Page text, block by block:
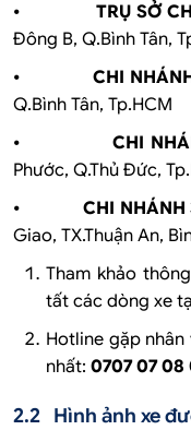
⦁ TRỤ SỞ
Đông B, Q.Bình Tân,
⦁CHI
Q.Bình Tân, Tp.HCM
⦁ CHI
Phước, Q.Thủ Đức,
⦁CHI NHÁNH
Giao, TX.Thuận An,
Tham khảo
tất các dòng xe
Hotline gặp
nhất: 0707 07 08
2.2 Hình ảnh xe